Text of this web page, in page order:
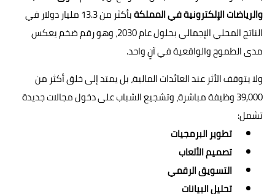
والرياضات الإلكترونية في المملكة
بأكثر من 13.3 مليار دولار في
الناتج المحلي الإجمالي بحلول عام 2030، وهو رقم ضخم يعكس
مدى الطموح والواقعية في آنٍ واحد.
ولا يتوقف الأثر عند العائدات المالية، بل يمتد إلى خلق أكثر من
39,000 وظيفة مباشرة، وتشجيع الشباب على دخول مجالات جديدة
تشمل:
تطوير البرمجيات
تصميم الألعاب
التسويق الرقمي
تحليل البيانات